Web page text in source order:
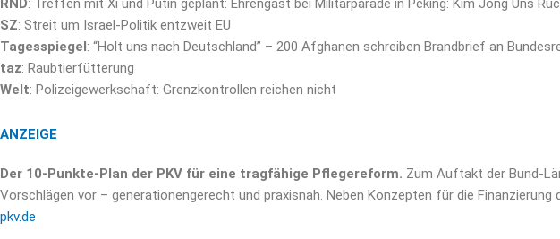
SZ: Streit um Israel-Politik entzweit EU
Tagesspiegel: “Holt uns nach Deutschland” – 200 Afghanen schreiben Brandbrief an
taz: Raubtierfütterung
Welt: Polizeigewerkschaft: Grenzkontrollen reichen nicht
ANZEIGE
Der 10-Punkte-Plan der PKV für eine tragfähige Pflegereform. Zum Auftakt der Bund-
Vorschlägen vor – generationengerecht und praxisnah. Neben Konzepten für die
pkv.de